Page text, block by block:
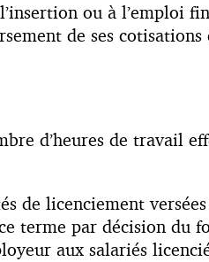
ou à l’emploi
de ses
d’heures de travail
de licenciement
terme par décision du
aux salariés